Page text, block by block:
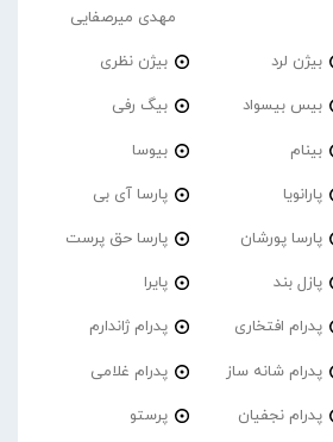
مهدی میرصفایی
بیژن لرد بیژن نظری
بیس بیسواد بیگ رفی
بینام بیوسا
پارانویا پارسا آی بی
پارسا پورشان پارسا حق پرست
پازل بند پایرا
پدرام افتخاری پدرام ژاندارم
پدرام شانه ساز پدرام غلامی
پدرام نجفیان پرستو